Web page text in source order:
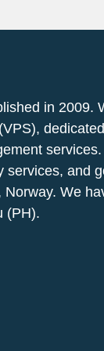
in 2009.
dedicated
services, and
Norway. We
(PH).